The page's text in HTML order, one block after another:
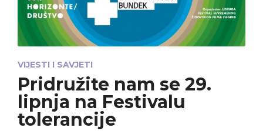
VIJESTI I SAVJETI
Pridružite nam se 29.
lipnja na Festivalu
tolerancije